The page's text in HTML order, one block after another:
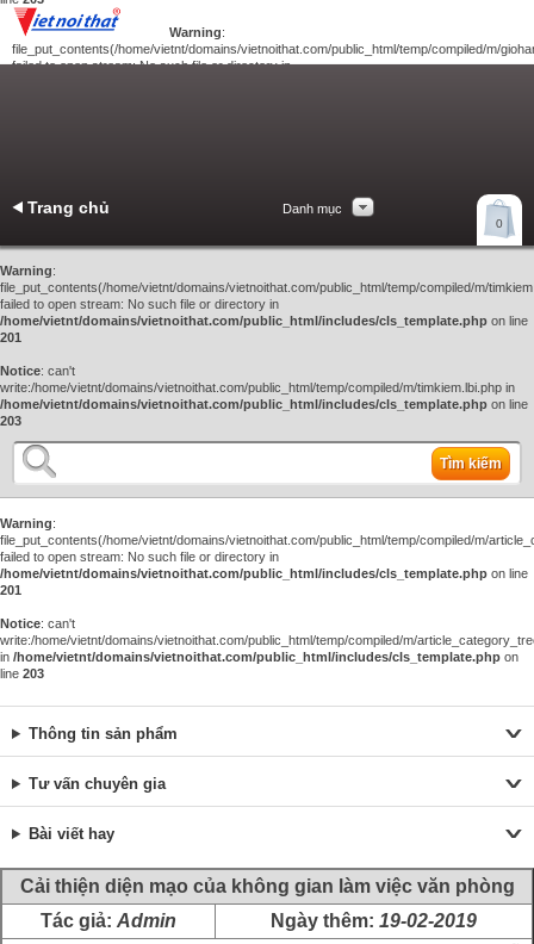
Warning:
file_put_contents(/home/vietnt/domains/vietnoithat.com/public_html/temp/compiled/m/
failed to open stream: No such file or directory in
0
Trang chủ Danh mục
Warning:
file_put_contents(/home/vietnt/domains/vietnoithat.com/public_html/temp/compiled/m/
failed to open stream: No such file or directory in
/home/vietnt/domains/vietnoithat.com/public_html/includes/cls_template.php on line
201
Notice: can't
write:/home/vietnt/domains/vietnoithat.com/public_html/temp/compiled/m/timkiem.lbi.php in
/home/vietnt/domains/vietnoithat.com/public_html/includes/cls_template.php on line
203
Tìm kiếm
Warning:
file_put_contents(/home/vietnt/domains/vietnoithat.com/public_html/temp/compiled/m/
failed to open stream: No such file or directory in
/home/vietnt/domains/vietnoithat.com/public_html/includes/cls_template.php on line
201
Notice: can't
write:/home/vietnt/domains/vietnoithat.com/public_html/temp/compiled/m/
in /home/vietnt/domains/vietnoithat.com/public_html/includes/cls_template.php on
line 203
Thông tin sản phẩm
Tư vấn chuyên gia
Bài viết hay
Cải thiện diện mạo của không gian làm việc văn phòng
Tác giả: Admin Ngày thêm: 19-02-2019